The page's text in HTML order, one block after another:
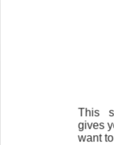
This
gives
want